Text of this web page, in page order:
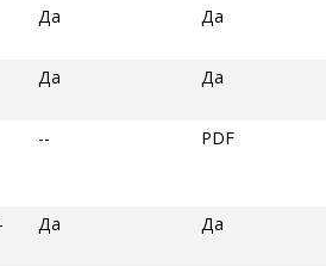
Да Да
Да Да
-- PDF
Да Да